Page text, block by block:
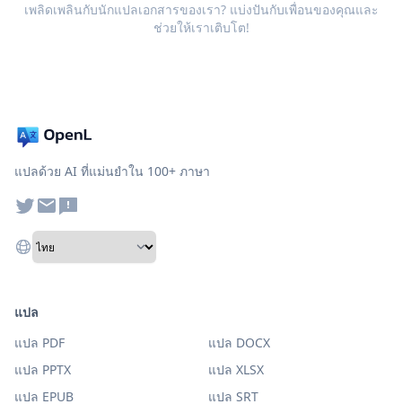
เพลิดเพลินกับนักแปลเอกสารของเรา? แบ่งปันกับเพื่อนของคุณและ
ช่วยให้เราเติบโต!
แปลด้วย AI ที่แม่นยำใน 100+ ภาษา
แปล
แปล PDF
แปล DOCX
แปล PPTX
แปล XLSX
แปล EPUB
แปล SRT